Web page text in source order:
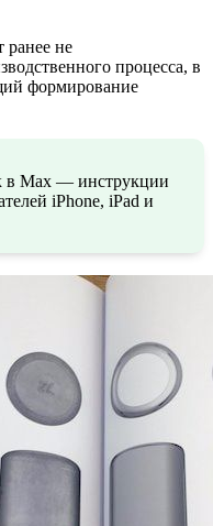
ранее не
процесса, в
формирование
в Max — инструкции
iPhone, iPad и